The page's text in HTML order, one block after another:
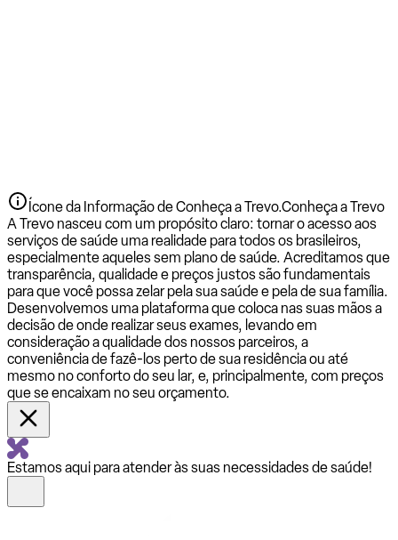
Ícone da Informação de Conheça a Trevo.Conheça a Trevo
A Trevo nasceu com um propósito claro: tornar o acesso aos
serviços de saúde uma realidade para todos os brasileiros,
especialmente aqueles sem plano de saúde. Acreditamos que
transparência, qualidade e preços justos são fundamentais
para que você possa zelar pela sua saúde e pela de sua família.
Desenvolvemos uma plataforma que coloca nas suas mãos a
decisão de onde realizar seus exames, levando em
consideração a qualidade dos nossos parceiros, a
conveniência de fazê-los perto de sua residência ou até
mesmo no conforto do seu lar, e, principalmente, com preços
que se encaixam no seu orçamento.
Estamos aqui para atender às suas necessidades de saúde!